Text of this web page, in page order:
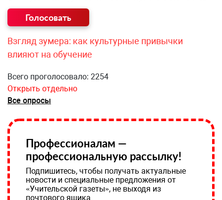
Взгляд зумера: как культурные привычки
влияют на обучение
Всего проголосовало: 2254
Открыть отдельно
Все опросы
Профессионалам —
профессиональную рассылку!
Подпишитесь, чтобы получать актуальные
новости и специальные предложения от
«Учительской газеты», не выходя из
почтового ящика